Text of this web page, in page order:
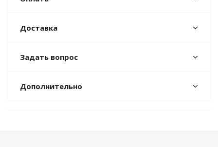
Доставка
Задать вопрос
Дополнительно